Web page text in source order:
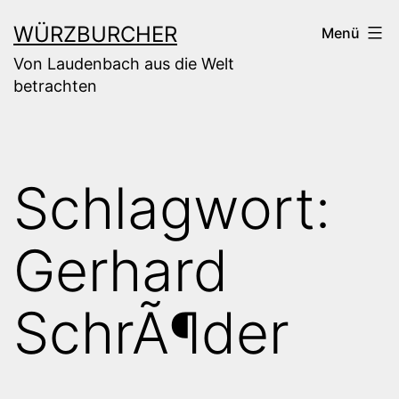
Inhalt
springen
WÜRZBURCHER
Von Laudenbach aus die Welt
betrachten
Menü
Schlagwort:
Gerhard
SchrÃ¶der